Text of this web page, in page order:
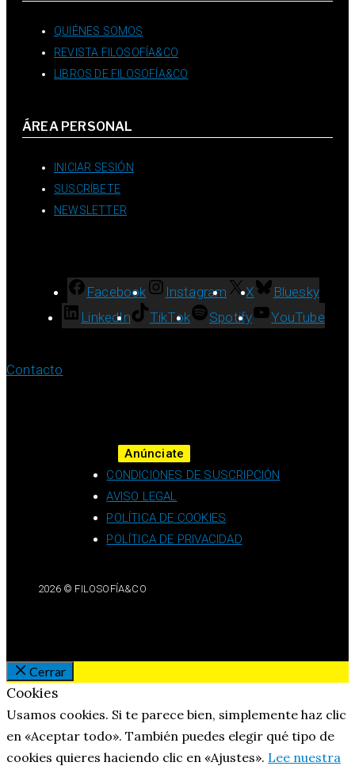
QUIÉNES SOMOS
REVISTA FILOSOFÍA&CO
LIBROS DE FILOSOFÍA&CO
ÁREA PERSONAL
INICIAR SESIÓN
SUSCRÍBETE
NEWSLETTER
Facebook Instagram X
Bluesky
LinkedIn
TikTok Spotify YouTube
Contacto
Anúnciate
CONDICIONES DE SUSCRIPCIÓN
AVISO LEGAL
POLÍTICA DE COOKIES
POLÍTICA DE PRIVACIDAD
2026 © FILOSOFÍA&CO
Cerrar
Cookies
Usamos cookies. Si te parece bien, simplemente haz clic
en «Aceptar todo». También puedes elegir qué tipo de
cookies quieres haciendo clic en «Ajustes». Lee nuestra